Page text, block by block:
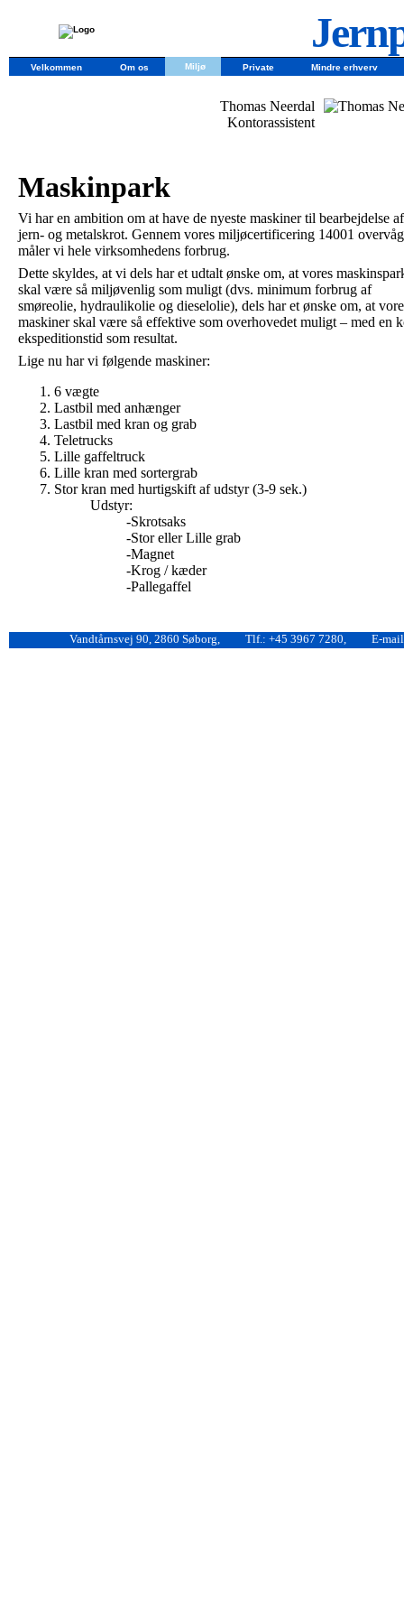
Velkommen Om os Miljø Private Mindre erhverv
Thomas Neerdal
Kontorassistent
Maskinpark
Vi har en ambition om at have de nyeste maskiner til bearbejdelse af
jern- og metalskrot. Gennem vores miljøcertificering 14001
måler vi hele virksomhedens forbrug.
Dette skyldes, at vi dels har et udtalt ønske om, at vores
skal være så miljøvenlig som muligt (dvs. minimum forbrug af
smøreolie, hydraulikolie og dieselolie), dels har et ønske om, at
maskiner skal være så effektive som overhovedet muligt – med en
ekspeditionstid som resultat.
Lige nu har vi følgende maskiner:
6 vægte
Lastbil med anhænger
Lastbil med kran og grab
Teletrucks
Lille gaffeltruck
Lille kran med sortergrab
Stor kran med hurtigskift af udstyr (3-9 sek.)
Udstyr:
-Skrotsaks
-Stor eller Lille grab
-Magnet
-Krog / kæder
-Pallegaffel
Vandtårnsvej 90, 2860 Søborg, Tlf.: +45 3967 7280, E-